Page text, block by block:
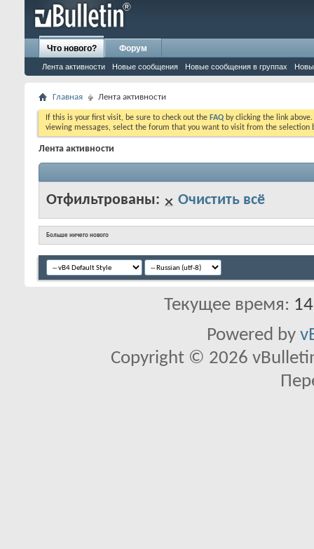
Что нового?
Лента активности Новые сообщения Новые сообщения в группах
Форум
Главная Лента активности
If this is your first visit, be sure to check out the FAQ by clicking the link
viewing messages, select the forum that you want to visit from the selection
Лента активности
Отфильтрованы: Очистить всё
Больше ничего нового
Текущее время:
Powered by
Copyright © 2026